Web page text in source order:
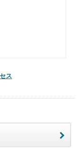
ス